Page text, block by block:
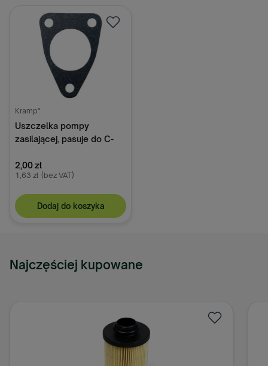
Kramp"
Uszczelka pompy
zasilającej, pasuje do C-
2,00 zł
1,63 zł (bez VAT)
Dodaj do koszyka
Najczęściej kupowane